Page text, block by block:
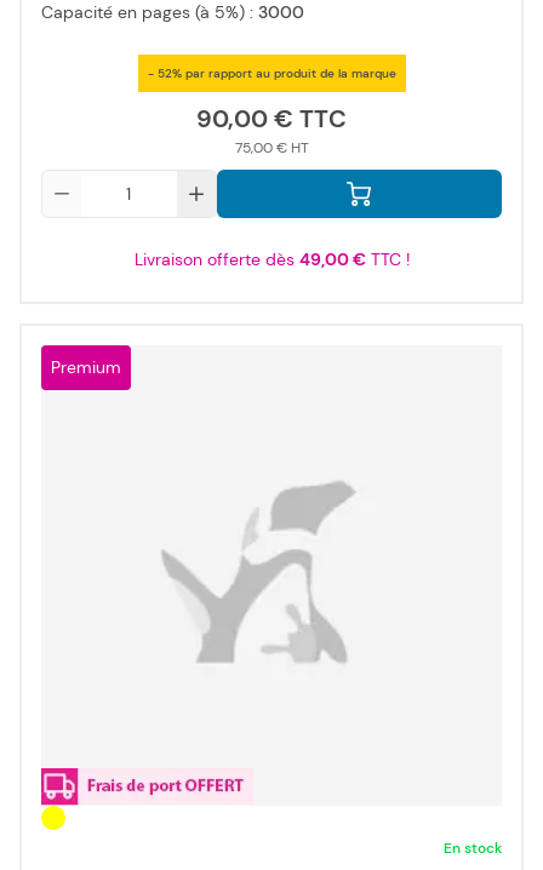
Capacité en pages (à 5%) : 3000
- 52% par rapport au produit de la marque
90,00 €
75,00 €
Livraison offerte dès 49,00 €TTC !
Premium
En stock